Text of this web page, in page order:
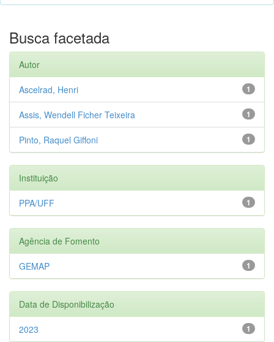
Busca facetada
Autor
1
Ascelrad, Henri
1
Assis, Wendell Ficher Teixeira
1
Pinto, Raquel Giffoni
Instituição
1
PPA/UFF
Agência de Fomento
1
GEMAP
Data de Disponibilização
1
2023